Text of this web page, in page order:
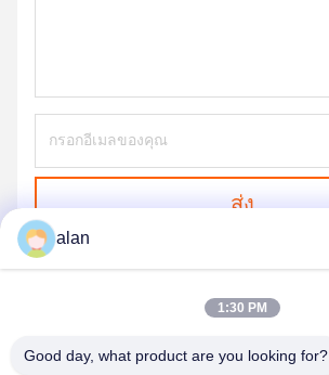
ส่ง
alan
1:30 PM
Good day, what product are you looking for?